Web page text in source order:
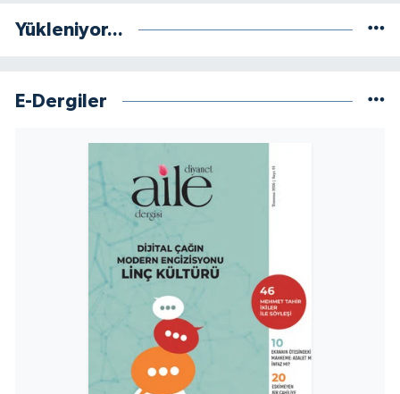
Yükleniyor...
E-Dergiler
Sinop Müftülüğü
Şırnak Müftülüğü
Tekirdağ Müftülüğü
Tokat Müftülüğü
Trabzon Müftülüğü
Tunceli Müftülüğü